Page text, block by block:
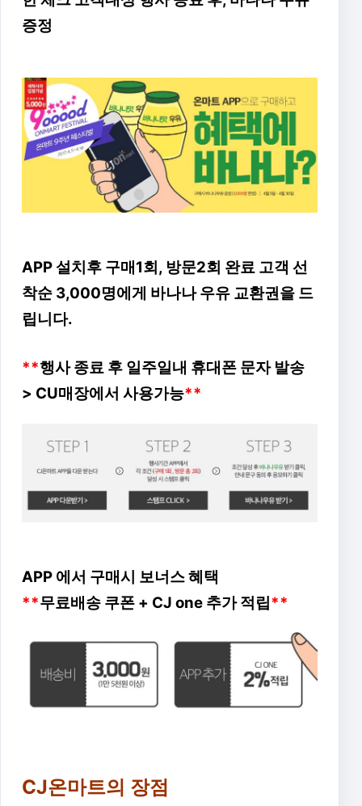
증정
APP 설치후 구매1회, 방문2회 완료 고객 선
착순 3,000명에게 바나나 우유 교환권을 드
립니다.
**행사 종료 후 일주일내 휴대폰 문자 발송
> CU매장에서 사용가능**
APP 에서 구매시 보너스 혜택
**무료배송 쿠폰 + CJ one 추가 적립**
CJ온마트의 장점